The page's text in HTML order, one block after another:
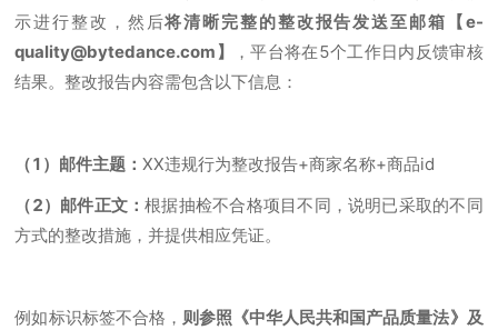
示进行整改，然后将清晰完整的整改报告发送至邮箱【e-
quality@bytedance.com】
，平台将在5个工作日内反馈审核
结果。整改报告内容需包含以下信息：
（1）邮件主题：XX违规行为整改报告+商家名称+商品id
（2）邮件正文：根据抽检不合格项目不同，说明已采取的不同
方式的整改措施，并提供相应凭证。
例如标识标签不合格， 则参照《中华人民共和国产品质量法》及